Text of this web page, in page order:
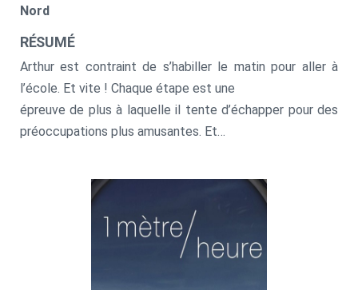
Nord
RÉSUMÉ
Arthur est contraint de s’habiller le matin pour aller à
l’école. Et vite ! Chaque étape est une
épreuve de plus à laquelle il tente d’échapper pour des
préoccupations plus amusantes. Et